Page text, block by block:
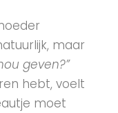
maar
geven?”
hebt, voelt
moet